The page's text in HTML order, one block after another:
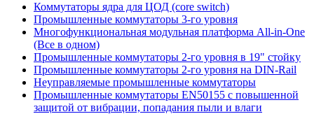
Коммутаторы ядра для ЦОД (core switch)
Промышленные коммутаторы 3-го уровня
Многофункциональная модульная платформа All-in-One
(Все в одном)
Промышленные коммутаторы 2-го уровня в 19" стойку
Промышленные коммутаторы 2-го уровня на DIN-Rail
Неуправляемые промышленные коммутаторы
Промышленные коммутаторы EN50155 с повышенной
защитой от вибрации, попадания пыли и влаги